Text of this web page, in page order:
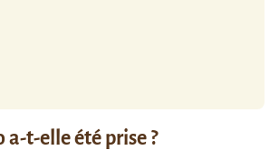
a-t-elle été prise ?